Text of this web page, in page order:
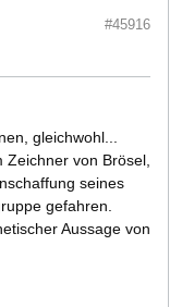
#45916
gleichwohl...
Zeichner von Brösel,
seines
gefahren.
Aussage von